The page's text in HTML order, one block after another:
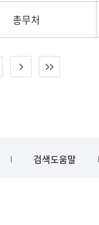
총무처
검색도움말